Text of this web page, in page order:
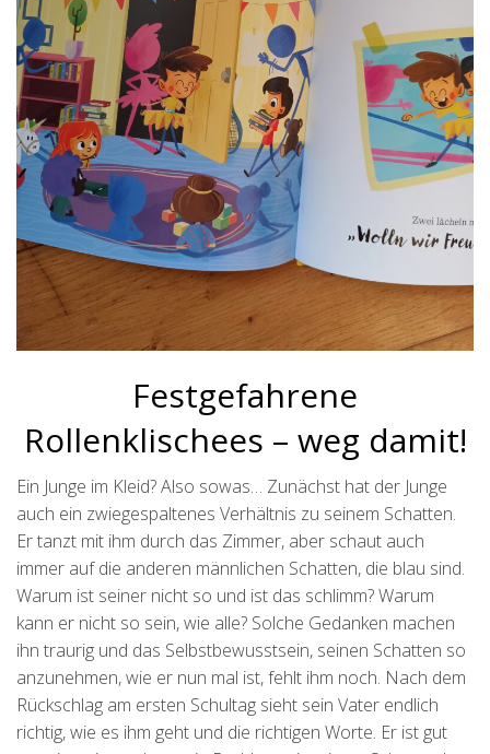
Festgefahrene
Rollenklischees – weg damit!
Ein Junge im Kleid? Also sowas… Zunächst hat der Junge
auch ein zwiegespaltenes Verhältnis zu seinem Schatten.
Er tanzt mit ihm durch das Zimmer, aber schaut auch
immer auf die anderen männlichen Schatten, die blau sind.
Warum ist seiner nicht so und ist das schlimm? Warum
kann er nicht so sein, wie alle? Solche Gedanken machen
ihn traurig und das Selbstbewusstsein, seinen Schatten so
anzunehmen, wie er nun mal ist, fehlt ihm noch. Nach dem
Rückschlag am ersten Schultag sieht sein Vater endlich
richtig, wie es ihm geht und die richtigen Worte. Er ist gut